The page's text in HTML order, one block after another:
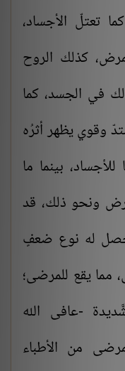
تعتلّ الأجساد،
كذلك الروح
في الجسد، كما
وقوي يظهر أثرُه
بينما ما
ونحو ذلك، قد
له نوع ضعفٍ
مما يقع للمرضى؛
-عافى الله
من الأطباء